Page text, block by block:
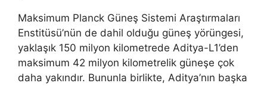
Maksimum Planck Güneş Sistemi Araştırmaları
Enstitüsü’nün de dahil olduğu güneş yörüngesi,
yaklaşık 150 milyon kilometrede Aditya-L1’den
maksimum 42 milyon kilometrelik güneşe çok
daha yakındır. Bununla birlikte, Aditya’nın başka